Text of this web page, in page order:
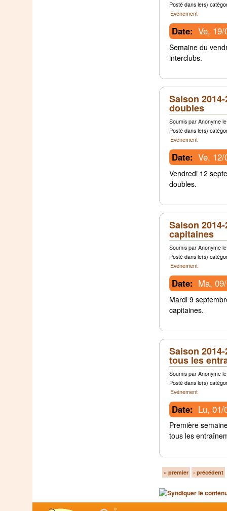
Posté dans le(s)
Evénement
Date: Ve, 19/
Semaine du
interclubs.
Saison
doubles
Soumis par Anonyme
Posté dans le(s)
Evénement
Date: Ve, 12/
Vendredi 12
doubles.
Saison
capitaines
Soumis par Anonyme
Posté dans le(s)
Evénement
Date: Ma,
Mardi 9
capitaines.
Saison
tous les
Soumis par Anonyme
Posté dans le(s)
Evénement
Date: Lu, 01/
Première
tous les
« premier ‹ précédent